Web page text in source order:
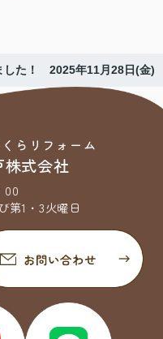
した！ 2025年11月28日(金)
らリフォーム
式会社
00
第1・3火曜日